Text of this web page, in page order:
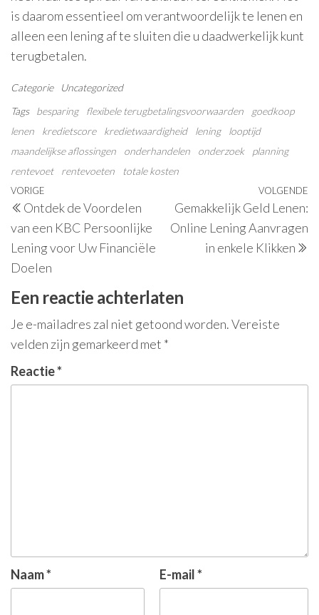
is daarom essentieel om verantwoordelijk te lenen en
alleen een lening af te sluiten die u daadwerkelijk kunt
terugbetalen.
Categorie
Uncategorized
Tags
besparing flexibele terugbetalingsvoorwaarden
goedkoop
lenen
kredietscore kredietwaardigheid lening
looptijd
maandelijkse aflossingen
onderhandelen onderzoek
planning
rentevoet
rentevoeten totale kosten
Berichtnavigatie
Vorig
bericht
VORIGE
Ontdek de Voordelen
van een KBC Persoonlijke
Lening voor Uw Financiële
Doelen
VOLGENDE
Gemakkelijk Geld Lenen:
Online Lening Aanvragen
in enkele Klikken
Een reactie achterlaten
Je e-mailadres zal niet getoond worden.Vereiste
velden zijn gemarkeerd met *
Reactie*
Naam* E-mail*